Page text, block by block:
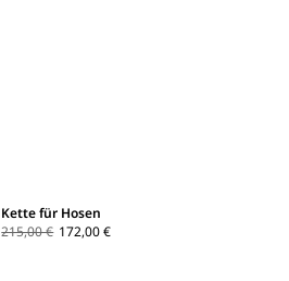
Kette für Hosen
215,00 € 172,00 €